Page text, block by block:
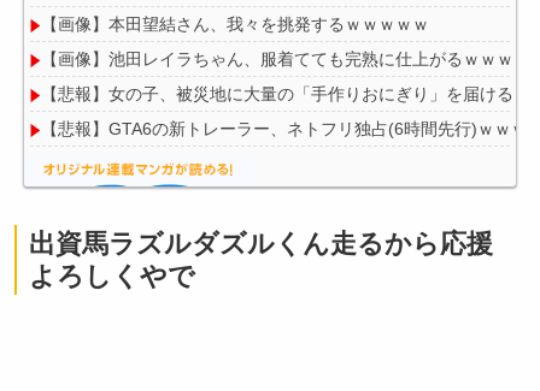
【画像】本田望結さん、我々を挑発するｗｗｗｗｗ
【画像】池田レイラちゃん、服着てても完熟に仕上がるｗｗｗｗ
【悲報】女の子、被災地に大量の「手作りおにぎり」を届けるｗ
【悲報】GTA6の新トレーラー、ネトフリ独占(6時間先行)ｗｗｗ
Powered by livedoor 相互RSS
出資馬ラズルダズルくん走るから応援
よろしくやで